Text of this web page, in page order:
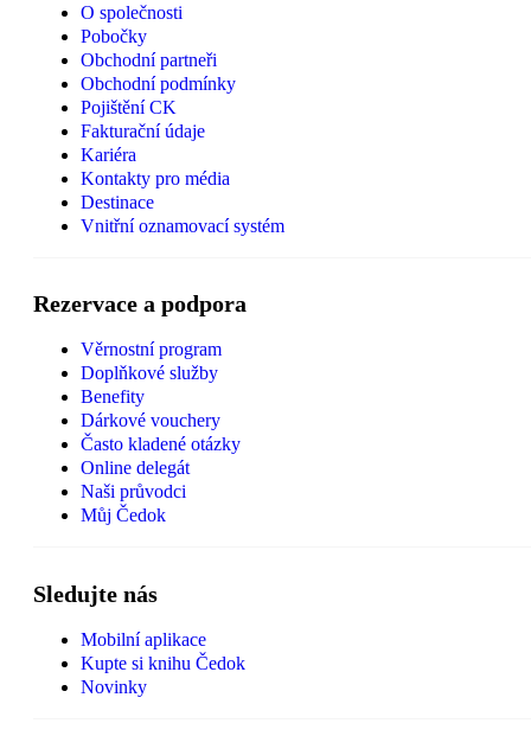
O společnosti
Pobočky
Obchodní partneři
Obchodní podmínky
Pojištění CK
Fakturační údaje
Kariéra
Kontakty pro média
Destinace
Vnitřní oznamovací systém
Rezervace a podpora
Věrnostní program
Doplňkové služby
Benefity
Dárkové vouchery
Často kladené otázky
Online delegát
Naši průvodci
Můj Čedok
Sledujte nás
Mobilní aplikace
Kupte si knihu Čedok
Novinky